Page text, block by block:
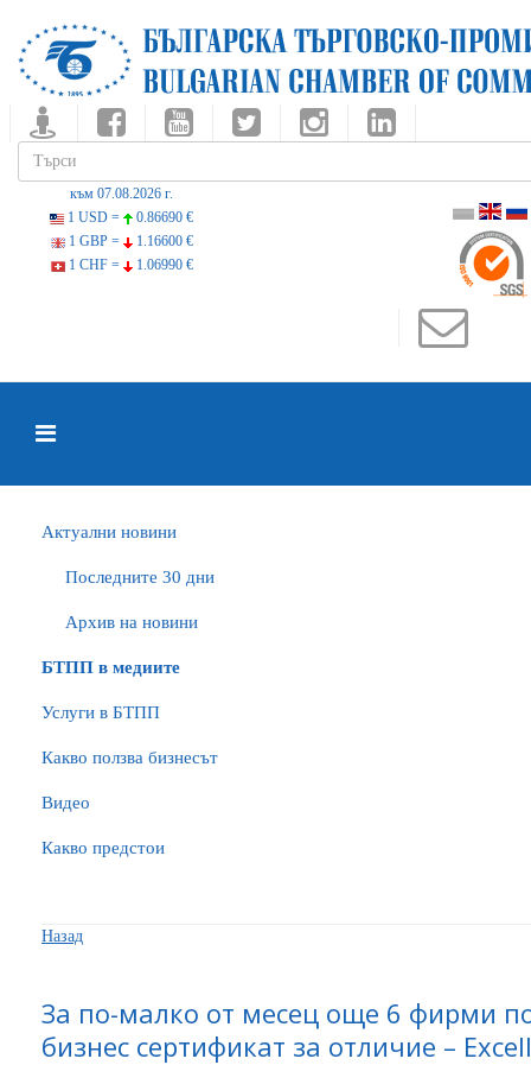
към 07.08.2026 г.
1 USD =
0.86690 €
1 GBP =
1.16600 €
1 CHF =
1.06990 €
Актуални новини
Последните 30 дни
Архив на новини
БTПП в медиите
Услуги в БТПП
Какво ползва бизнесът
Видео
Какво предстои
Назад
За по-малко от месец още 6 фирми
бизнес сертификат за отличие –